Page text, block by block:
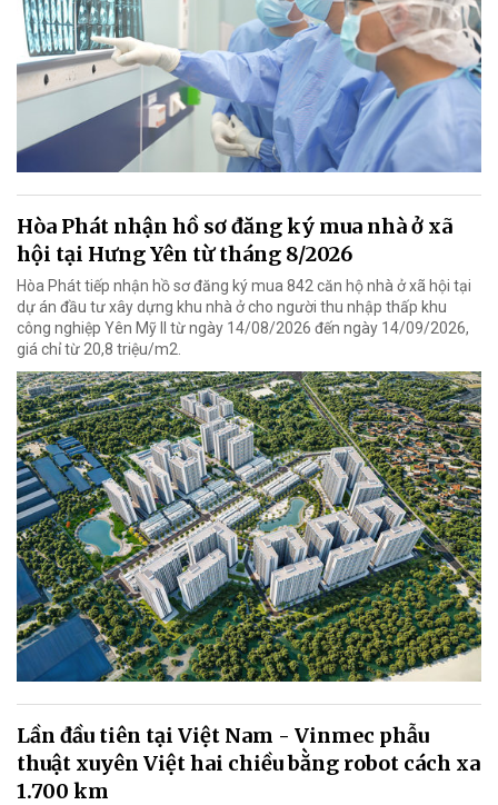
Hòa Phát nhận hồ sơ đăng ký mua nhà ở xã
hội tại Hưng Yên từ tháng 8/2026
Hòa Phát tiếp nhận hồ sơ đăng ký mua 842 căn hộ nhà ở xã hội tại
dự án đầu tư xây dựng khu nhà ở cho người thu nhập thấp khu
công nghiệp Yên Mỹ II từ ngày 14/08/2026 đến ngày 14/09/2026,
giá chỉ từ 20,8 triệu/m2.
Lần đầu tiên tại Việt Nam - Vinmec phẫu
thuật xuyên Việt hai chiều bằng robot cách xa
1.700 km